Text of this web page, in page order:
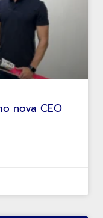
nova CEO